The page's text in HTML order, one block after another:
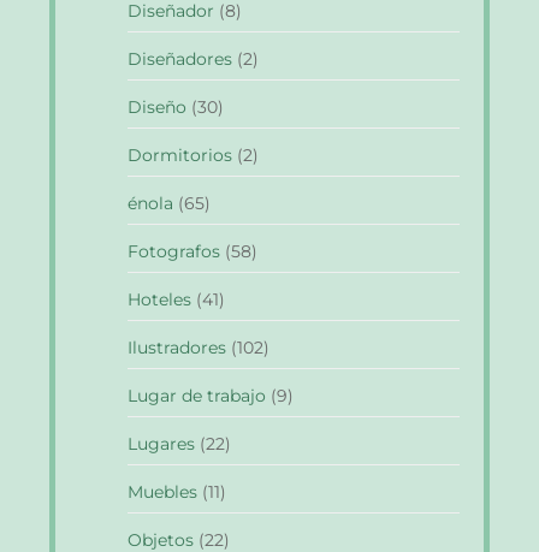
Diseñador (8)
Diseñadores (2)
Diseño (30)
Dormitorios (2)
énola (65)
Fotografos (58)
Hoteles (41)
Ilustradores (102)
Lugar de trabajo (9)
Lugares (22)
Muebles (11)
Objetos (22)